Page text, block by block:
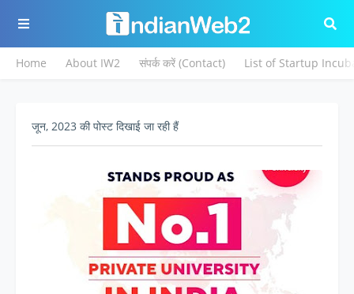
Home About IW2 संपर्क करें (Contact) List of Startup
जून, 2023 की पोस्ट दिखाई जा रही हैं